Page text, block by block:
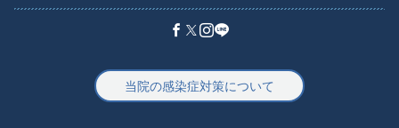
当院の感染症対策について